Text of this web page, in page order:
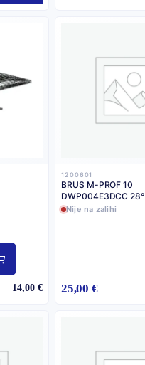
14,00 €
1200601
BRUS M-PROF 10
DWP004E3DCC 28°
Nije na zalihi
25,00 €